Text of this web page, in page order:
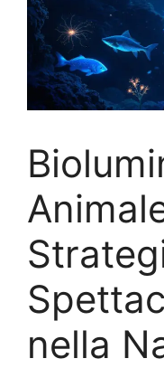
nella